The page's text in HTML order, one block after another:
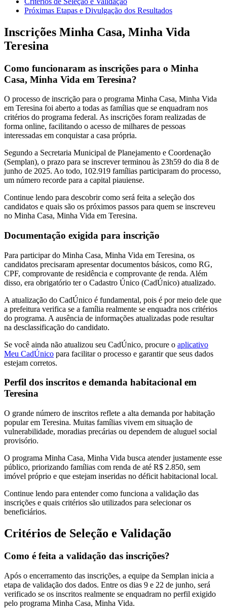
Próximas Etapas e Divulgação dos Resultados
Inscrições Minha Casa, Minha Vida
Teresina
Como funcionaram as inscrições para o Minha
Casa, Minha Vida em Teresina?
O processo de inscrição para o programa Minha Casa, Minha Vida
em Teresina foi aberto a todas as famílias que se enquadram nos
critérios do programa federal. As inscrições foram realizadas de
forma online, facilitando o acesso de milhares de pessoas
interessadas em conquistar a casa própria.
Segundo a Secretaria Municipal de Planejamento e Coordenação
(Semplan), o prazo para se inscrever terminou às 23h59 do dia 8 de
junho de 2025. Ao todo, 102.919 famílias participaram do processo,
um número recorde para a capital piauiense.
Continue lendo para descobrir como será feita a seleção dos
candidatos e quais são os próximos passos para quem se inscreveu
no Minha Casa, Minha Vida em Teresina.
Documentação exigida para inscrição
Para participar do Minha Casa, Minha Vida em Teresina, os
candidatos precisaram apresentar documentos básicos, como RG,
CPF, comprovante de residência e comprovante de renda. Além
disso, era obrigatório ter o Cadastro Único (CadÚnico) atualizado.
A atualização do CadÚnico é fundamental, pois é por meio dele que
a prefeitura verifica se a família realmente se enquadra nos critérios
do programa. A ausência de informações atualizadas pode resultar
na desclassificação do candidato.
Se você ainda não atualizou seu CadÚnico, procure o aplicativo
Meu CadÚnico para facilitar o processo e garantir que seus dados
estejam corretos.
Perfil dos inscritos e demanda habitacional em
Teresina
O grande número de inscritos reflete a alta demanda por habitação
popular em Teresina. Muitas famílias vivem em situação de
vulnerabilidade, moradias precárias ou dependem de aluguel social
provisório.
O programa Minha Casa, Minha Vida busca atender justamente esse
público, priorizando famílias com renda de até R$ 2.850, sem
imóvel próprio e que estejam inseridas no déficit habitacional local.
Continue lendo para entender como funciona a validação das
inscrições e quais critérios são utilizados para selecionar os
beneficiários.
Critérios de Seleção e Validação
Como é feita a validação das inscrições?
Após o encerramento das inscrições, a equipe da Semplan inicia a
etapa de validação dos dados. Entre os dias 9 e 22 de junho, será
verificado se os inscritos realmente se enquadram no perfil exigido
pelo programa Minha Casa, Minha Vida.